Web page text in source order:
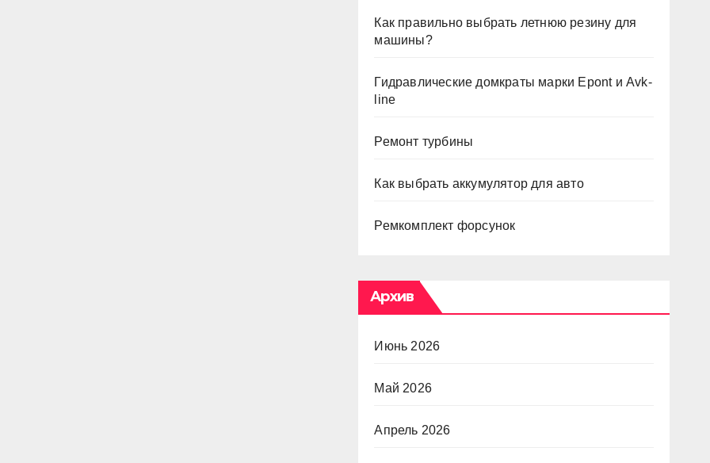
Как правильно выбрать летнюю резину для
машины?
Гидравлические домкраты марки Epont и Avk-
line
Ремонт турбины
Как выбрать аккумулятор для авто
Ремкомплект форсунок
Архив
Июнь 2026
Май 2026
Апрель 2026